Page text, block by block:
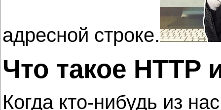
адресной строке.
Что такое HTTP
Когда кто-нибудь из